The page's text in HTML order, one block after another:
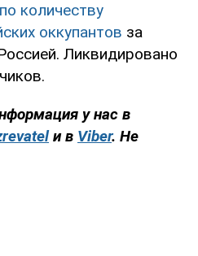
количеству
оккупантов за
Ликвидировано
у нас в
и в Viber. Не